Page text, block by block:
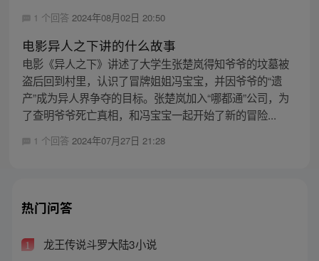
1 个回答 2024年08月02日 20:50
电影异人之下讲的什么故事
电影《异人之下》讲述了大学生张楚岚得知爷爷的坟墓被
盗后回到村里，认识了冒牌姐姐冯宝宝，并因爷爷的“遗
产”成为异人界争夺的目标。张楚岚加入“哪都通”公司，为
了查明爷爷死亡真相，和冯宝宝一起开始了新的冒险...
1 个回答 2024年07月27日 21:28
热门问答
1 龙王传说斗罗大陆3小说